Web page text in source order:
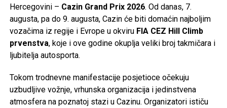
Hercegovini – Cazin Grand Prix 2026. Od danas, 7.
augusta, pa do 9. augusta, Cazin će biti domaćin najboljim
vozačima iz regije i Evrope u okviru FIA CEZ Hill Climb
prvenstva, koje i ove godine okuplja veliki broj takmičara i
ljubitelja autosporta.
Tokom trodnevne manifestacije posjetioce očekuju
uzbudljive vožnje, vrhunska organizacija i jedinstvena
atmosfera na poznatoj stazi u Cazinu. Organizatori ističu